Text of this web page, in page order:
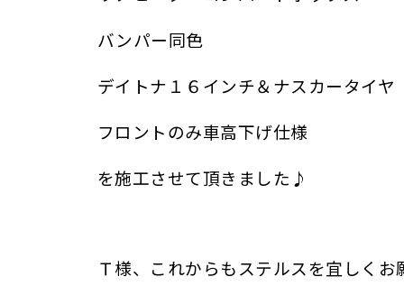
バンパー同色
デイトナ１６インチ＆ナスカータイヤ
フロントのみ車高下げ仕様
を施工させて頂きました♪
Ｔ様、これからもステルスを宜しく